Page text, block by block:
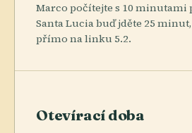
Marco počítejte s 10 minutami
Santa Lucia buď jděte 25
přímo na linku 5.2.
Otevírací doba